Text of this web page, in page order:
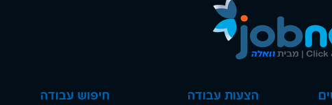
הצעות עבודה חיפוש עבודה